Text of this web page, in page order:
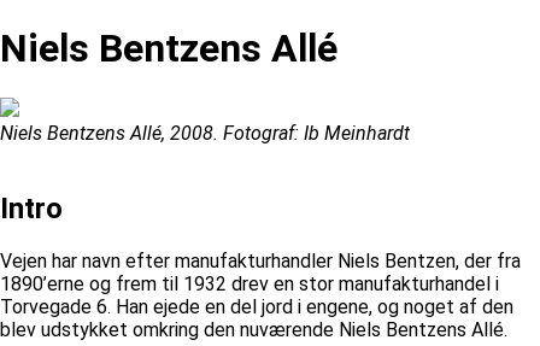
Niels Bentzens Allé
Niels Bentzens Allé, 2008. Fotograf: Ib Meinhardt
Intro
Vejen har navn efter manufakturhandler Niels Bentzen, der fra
1890’erne og frem til 1932 drev en stor manufakturhandel i
Torvegade 6. Han ejede en del jord i engene, og noget af den
blev udstykket omkring den nuværende Niels Bentzens Allé.